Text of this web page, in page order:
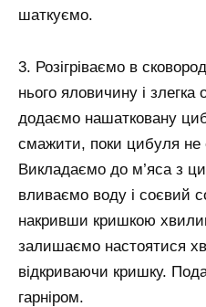
шаткуємо.
3. Розігріваємо в
нього яловичину і
додаємо нашатковану
смажити, поки цибуля не
Викладаємо до м’яса з
вливаємо воду і соєвий
накривши кришкою
залишаємо настоятися
відкриваючи кришку.
гарніром.